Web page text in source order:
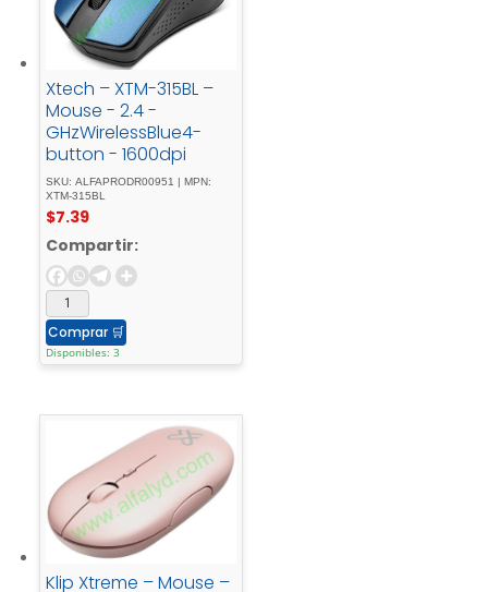
Xtech – XTM-315BL –
Mouse - 2.4 -
GHzWirelessBlue4-
button - 1600dpi
SKU: ALFAPRODR00951 | MPN:
XTM-315BL
$7.39
Compartir:
Comprar 🛒
Disponibles: 3
Klip Xtreme – Mouse –